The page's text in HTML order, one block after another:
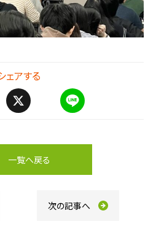
ェアする
e
一覧へ戻る
次の記事へ